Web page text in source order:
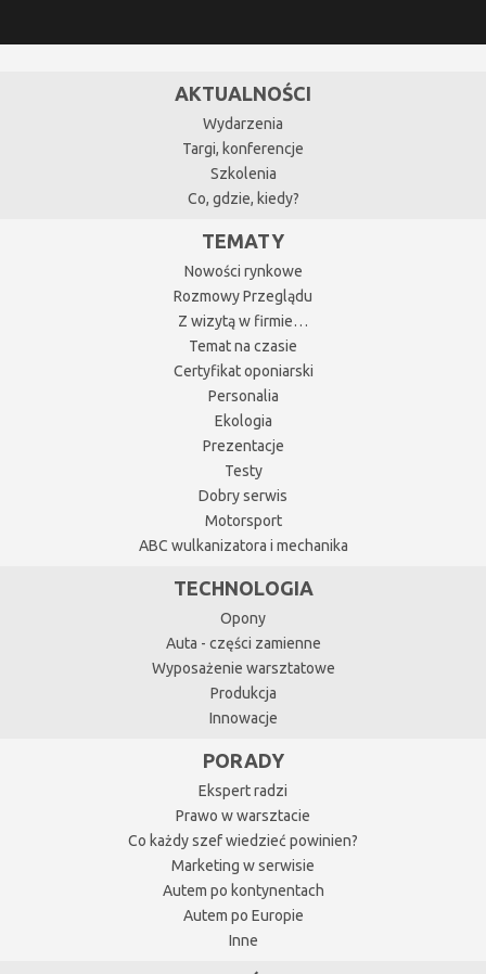
AKTUALNOŚCI
Wydarzenia
Targi, konferencje
Szkolenia
Co, gdzie, kiedy?
TEMATY
Nowości rynkowe
Rozmowy Przeglądu
Z wizytą w firmie…
Temat na czasie
Certyfikat oponiarski
Personalia
Ekologia
Prezentacje
Testy
Dobry serwis
Motorsport
ABC wulkanizatora i mechanika
TECHNOLOGIA
Opony
Auta - części zamienne
Wyposażenie warsztatowe
Produkcja
Innowacje
PORADY
Ekspert radzi
Prawo w warsztacie
Co każdy szef wiedzieć powinien?
Marketing w serwisie
Autem po kontynentach
Autem po Europie
Inne